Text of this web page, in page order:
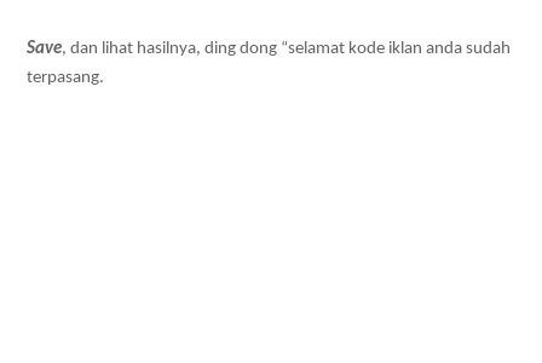
Save, dan lihat hasilnya, ding dong “selamat kode iklan anda sudah
terpasang.